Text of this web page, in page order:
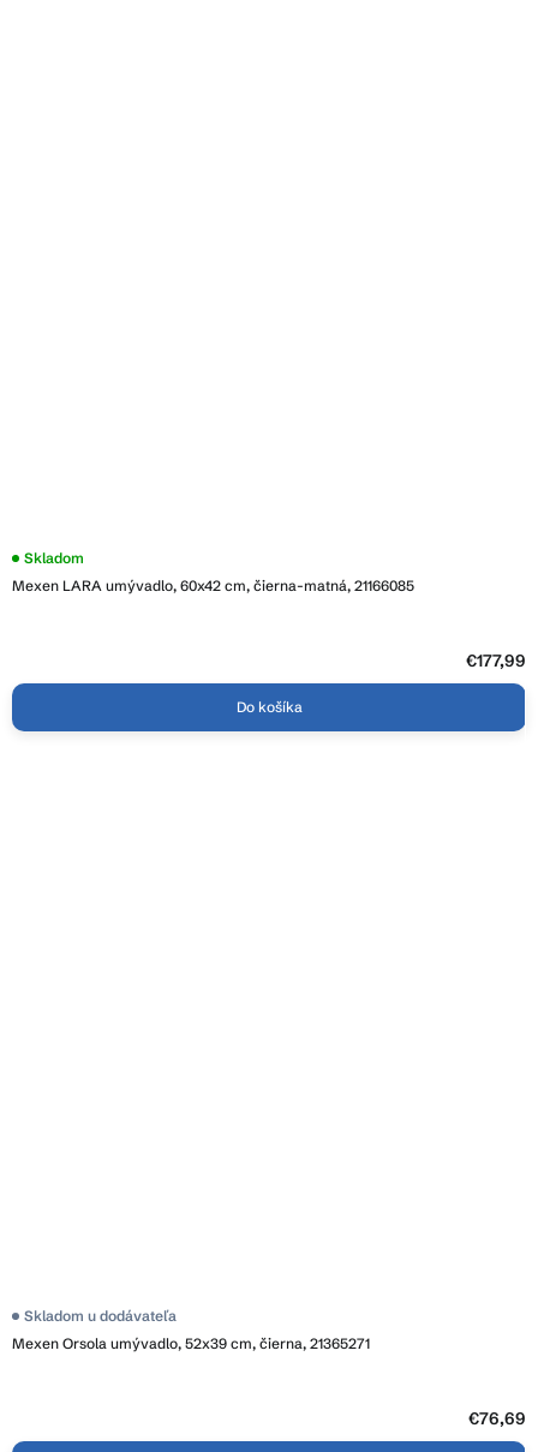
Mexen LARA umývadlo, 60x42 cm, čierna-matná, 21166085
Skladom
€177,99
Do košíka
Mexen Orsola umývadlo, 52x39 cm, čierna, 21365271
Skladom u dodávateľa
€76,69